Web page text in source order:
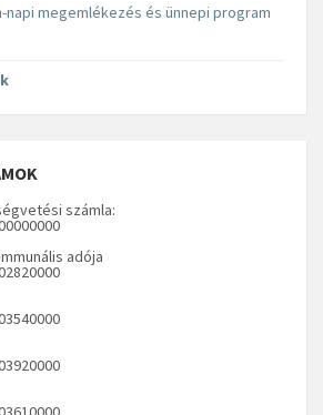
napi megemlékezés és ünnepi program
számla:
adója